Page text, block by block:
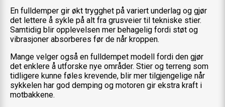
En fulldemper gir økt trygghet på variert underlag og gjør
det lettere å sykle på alt fra grusveier til tekniske stier.
Samtidig blir opplevelsen mer behagelig fordi støt og
vibrasjoner absorberes før de når kroppen.
Mange velger også en fulldempet modell fordi den gjør
det enklere å utforske nye områder. Stier og terreng som
tidligere kunne føles krevende, blir mer tilgjengelige når
sykkelen har god demping og motoren gir ekstra kraft i
motbakkene.